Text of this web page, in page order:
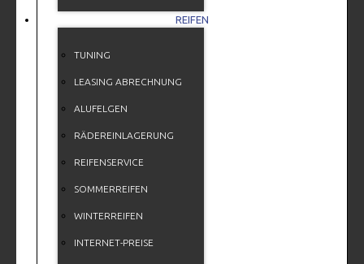
REIFEN
TUNING
LEASING ABRECHNUNG
ALUFELGEN
RÄDEREINLAGERUNG
REIFENSERVICE
SOMMERREIFEN
WINTERREIFEN
INTERNET-PREISE